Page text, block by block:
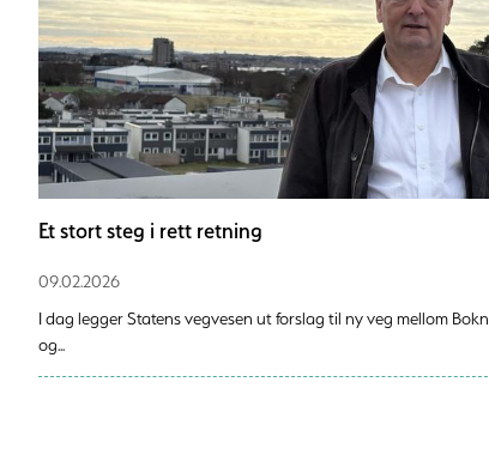
Et stort steg i rett retning
09.02.2026
I dag legger Statens vegvesen ut forslag til ny veg mellom Bokn
og...